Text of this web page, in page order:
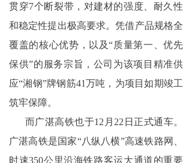
贯穿7个断裂带，对建材的强度、耐久性
和稳定性提出极高要求。凭借产品规格全
覆盖的核心优势，以及“质量第一、优先
保供”的服务宗旨，公司为该项目精准供
应“湘钢”牌钢筋41万吨，为项目如期竣工
筑牢保障。
而广湛高铁也于12月22日正式通车。
广湛高铁是国家“八纵八横”高速铁路网、
时速350公里沿海铁路客运大通道的重要